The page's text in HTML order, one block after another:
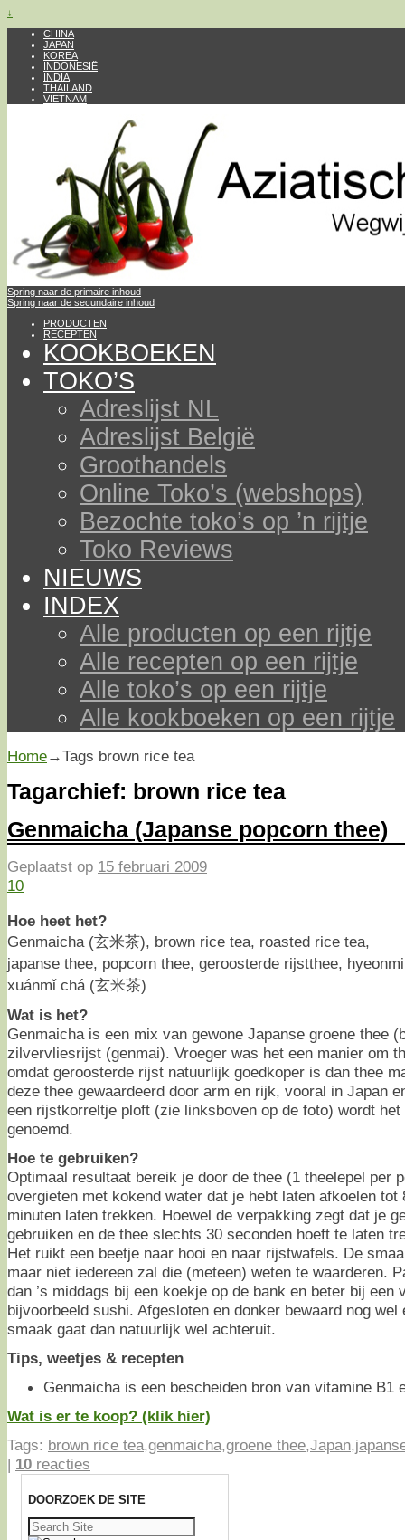
↓
CHINA
JAPAN
KOREA
INDONESIË
INDIA
THAILAND
VIETNAM
Spring naar de primaire inhoud
Spring naar de secundaire inhoud
PRODUCTEN
RECEPTEN
KOOKBOEKEN
TOKO’S
Adreslijst NL
Adreslijst België
Groothandels
Online Toko’s (webshops)
Bezochte toko’s op ’n rijtje
Toko Reviews
NIEUWS
INDEX
Alle producten op een rijtje
Alle recepten op een rijtje
Alle toko’s op een rijtje
Alle kookboeken op een rijtje
Home→Tags brown rice tea
Tagarchief: brown rice tea
Genmaicha (Japanse popcorn thee)
Geplaatst op 15 februari 2009
10
Hoe heet het?
Genmaicha (玄米茶), brown rice tea, roasted rice tea,
japanse thee, popcorn thee, geroosterde rijstthee,
xuánmǐ chá (玄米茶)
Wat is het?
Genmaicha is een mix van gewone Japanse groene thee
zilvervliesrijst (genmai). Vroeger was het een manier om
omdat geroosterde rijst natuurlijk goedkoper is dan thee
deze thee gewaardeerd door arm en rijk, vooral in Japan
een rijstkorreltje ploft (zie linksboven op de foto) wordt
genoemd.
Hoe te gebruiken?
Optimaal resultaat bereik je door de thee (1 theelepel per
overgieten met kokend water dat je hebt laten afkoelen tot
minuten laten trekken. Hoewel de verpakking zegt dat je
gebruiken en de thee slechts 30 seconden hoeft te laten
Het ruikt een beetje naar hooi en naar rijstwafels. De
maar niet iedereen zal die (meteen) weten te waarderen.
dan ’s middags bij een koekje op de bank en beter bij een
bijvoorbeeld sushi. Afgesloten en donker bewaard nog wel
smaak gaat dan natuurlijk wel achteruit.
Tips, weetjes & recepten
Genmaicha is een bescheiden bron van vitamine B1
Wat is er te koop? (klik hier)
Tags: brown rice tea,genmaicha,groene thee,Japan,
| 10 reacties
DOORZOEK DE SITE
Zoeken
naar: